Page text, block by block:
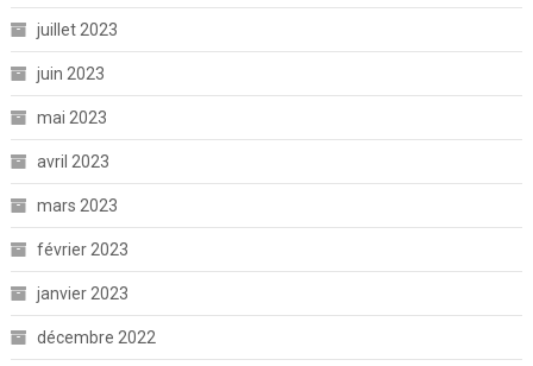
juillet 2023
juin 2023
mai 2023
avril 2023
mars 2023
février 2023
janvier 2023
décembre 2022